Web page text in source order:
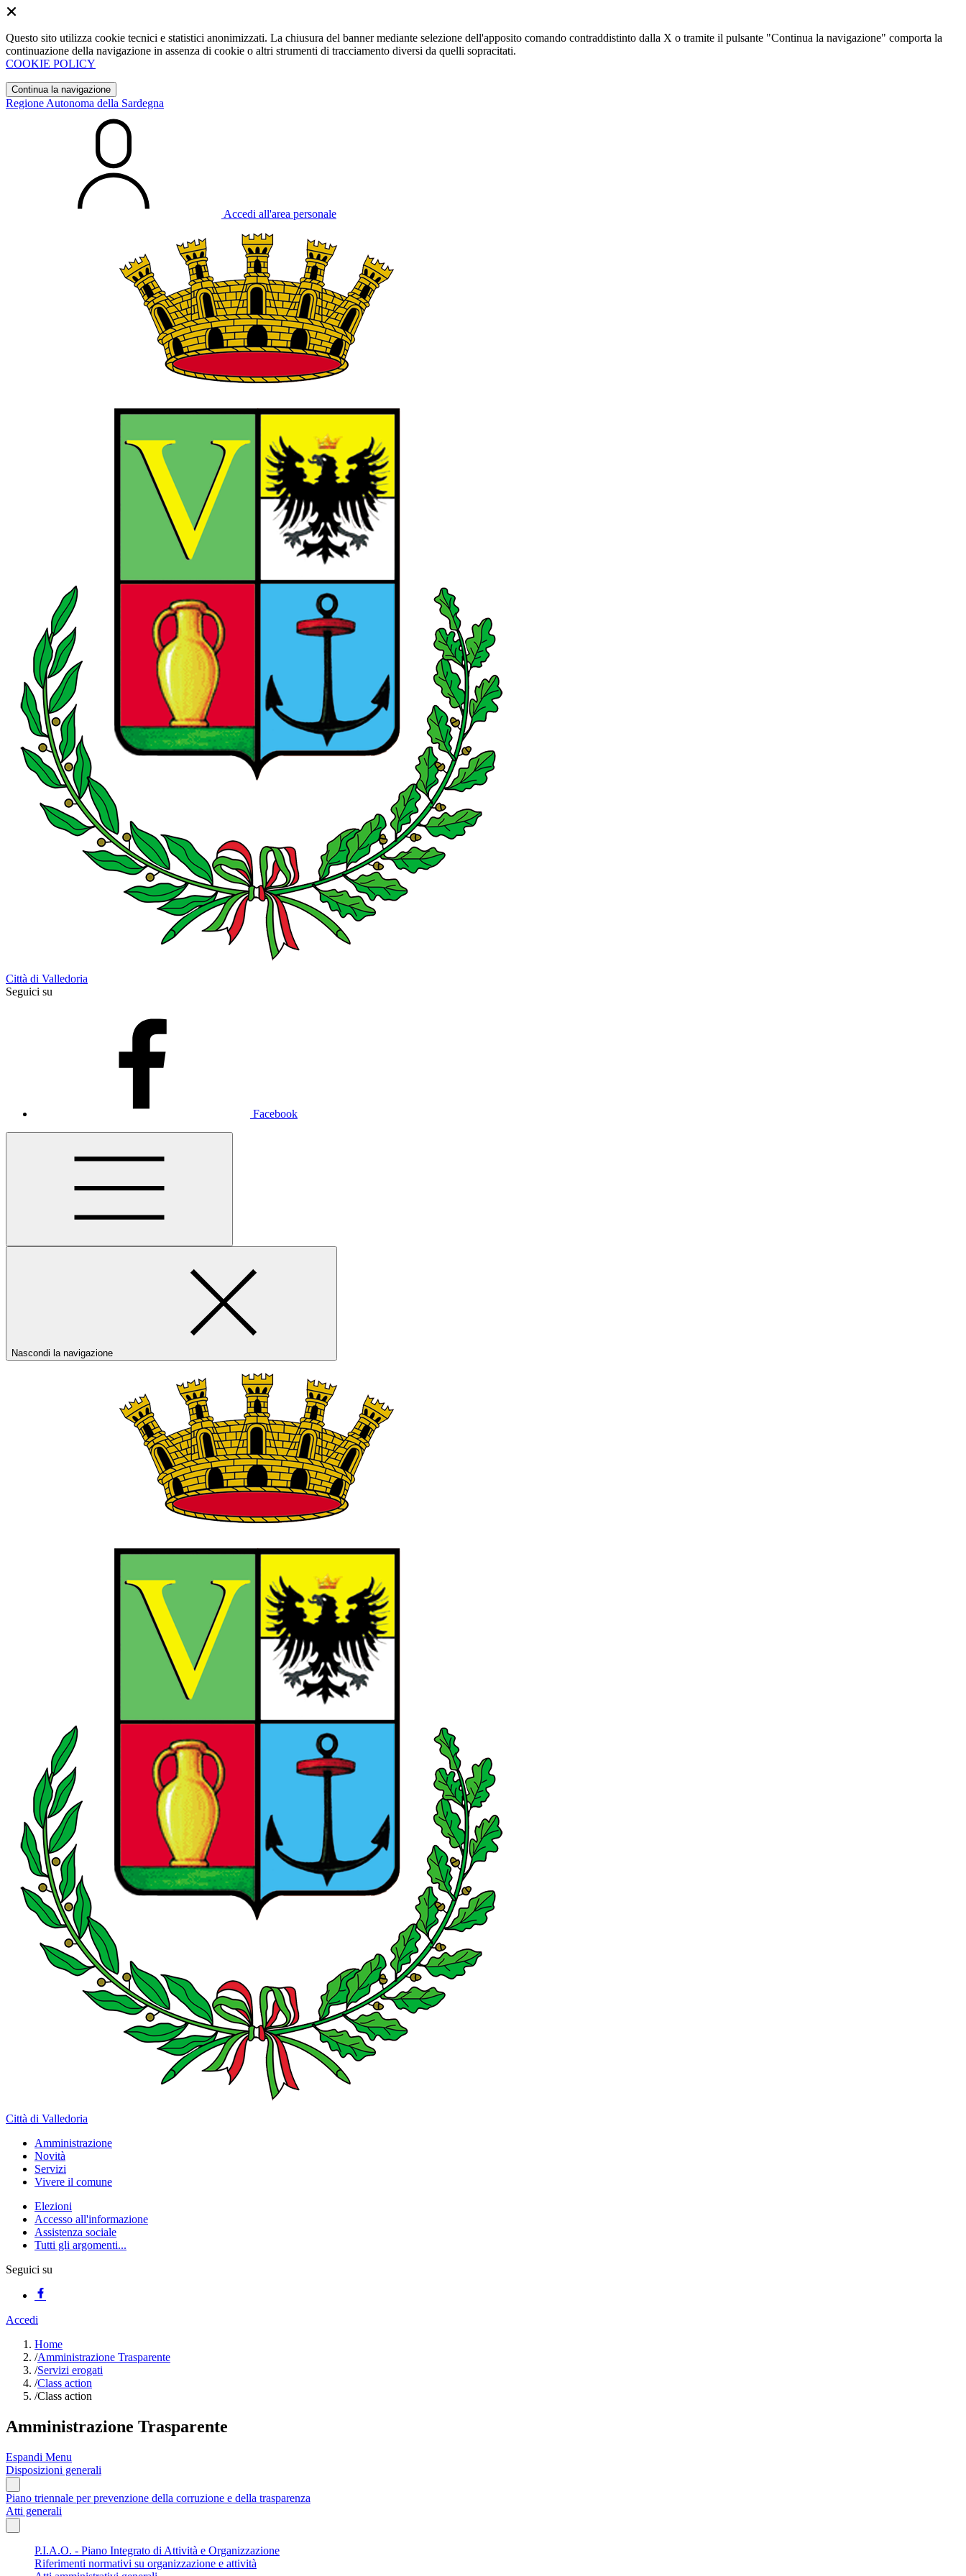
Questo sito utilizza cookie tecnici e statistici anonimizzati. La chiusura del banner mediante selezione dell'apposito comando contraddistinto dalla X o tramite il pulsante "Continua la navigazione" comporta la
continuazione della navigazione in assenza di cookie o altri strumenti di tracciamento diversi da quelli sopracitati.
COOKIE POLICY
Continua la navigazione
Regione Autonoma della Sardegna
Accedi all'area personale
Città di Valledoria
Seguici su
Facebook
Nascondi la navigazione
Città di Valledoria
Amministrazione
Novità
Servizi
Vivere il comune
Elezioni
Accesso all'informazione
Assistenza sociale
Tutti gli argomenti...
Seguici su
Accedi
Home
/Amministrazione Trasparente
/Servizi erogati
/Class action
/Class action
Amministrazione Trasparente
Espandi Menu
Disposizioni generali
Piano triennale per prevenzione della corruzione e della trasparenza
Atti generali
P.I.A.O. - Piano Integrato di Attività e Organizzazione
Riferimenti normativi su organizzazione e attività